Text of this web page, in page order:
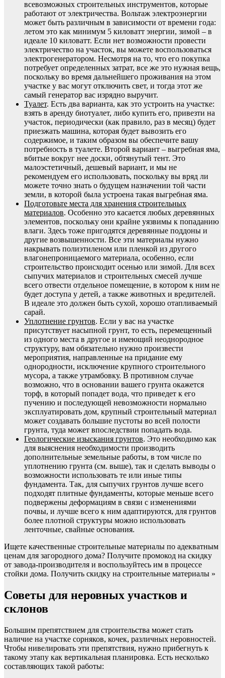
всевозможных строительных инструментов, которые
работают от электричества. Вольтаж электроэнергии
может быть различным в зависимости от времени года:
летом это как минимум 5 киловатт энергии, зимой – в
идеале 10 киловатт. Если нет возможности провести
электричество на участок, вы можете воспользоваться
электрогенератором. Несмотря на то, что его покупка
потребует определенных затрат, все же это нужная вещь,
поскольку во время дальнейшего проживания на этом
участке у вас могут отключить свет, и тогда этот же
самый генератор вас изрядно выручит.
Туалет. Есть два варианта, как это устроить на участке:
взять в аренду биотуалет, либо купить его, привезти на
участок, периодически (как правило, раз в месяц) будет
приезжать машина, которая будет вывозить его
содержимое, и таким образом вы обеспечите вашу
потребность в туалете. Второй вариант – выгребная яма,
вбитые вокруг нее доски, обтянутый тент. Это
малоэстетичный, дешевый вариант, и мы не
рекомендуем его использовать, поскольку вы вряд ли
можете точно знать о будущем назначении той части
земли, в которой была устроена такая выгребная яма.
Подготовьте места для хранения строительных
материалов. Особенно это касается любых деревянных
элементов, поскольку они крайне уязвимы к попаданию
влаги. Здесь тоже пригодятся деревянные поддоны и
другие возвышенности. Все эти материалы нужно
накрывать полиэтиленом или пленкой из другого
влагонепроницаемого материала, особенно, если
строительство происходит осенью или зимой. Для всех
сыпучих материалов и строительных смесей лучше
всего отвести отдельное помещение, в котором к ним не
будет доступа у детей, а также животных и вредителей.
В идеале это должен быть сухой, хорошо отапливаемый
сарай.
Уплотнение грунтов. Если у вас на участке
присутствует насыпной грунт, то есть, перемещенный
из одного места в другое и имеющий неоднородное
структуру, вам обязательно нужно произвести
мероприятия, направленные на придание ему
однородности, исключение крупного строительного
мусора, а также утрамбовку. В противном случае
возможно, что в основании вашего грунта окажется
торф, в который попадет вода, что приведет к его
пучению и последующей невозможности нормально
эксплуатировать дом, крупный строительный материал
может создавать большие пустоты во всей полости
грунта, туда может впоследствии попадать вода.
Геологические изыскания грунтов. Это необходимо как
для выяснения необходимости производить
дополнительные земельные работы, в том числе по
уплотнению грунта (см. выше), так и сделать выводы о
возможности использовать те или иные типы
фундамента. Так, для сыпучих грунтов лучше всего
подходят плитные фундаменты, которые меньше всего
подвержены деформациям в связи с изменениями
почвы, и лучше всего к ним адаптируются, для грунтов
более плотной структуры можно использовать
ленточные, свайные основания.
Ищете качественные строительные материалы по адекватным
ценам для загородного дома? Получите промокод на скидку
от завода-производителя и воспользуйтесь им в процессе
стойки дома. Получить скидку на строительные материалы »
Советы для неровных участков и
склонов
Большим препятствием для строительства может стать
наличие на участке сорняков, кочек, различных неровностей.
Чтобы нивелировать эти препятствия, нужно прибегнуть к
такому этапу как вертикальная планировка. Есть несколько
составляющих такой работы: